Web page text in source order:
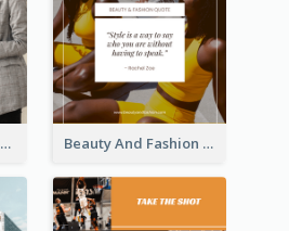
Pantsuit Promote Instagram Post Beauty And Fashion Inspirational Quote Instagram Post